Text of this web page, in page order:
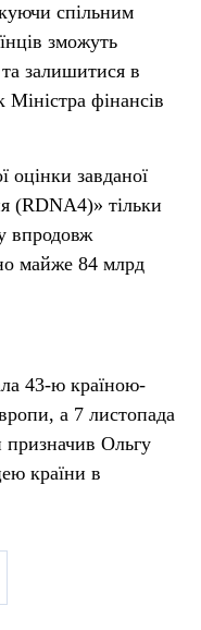
спільним
зможуть
залишитися в
Міністра фінансів
завданої
(RDNA4)» тільки
впродовж
майже 84 млрд
43-ю країною-
а 7 листопада
призначив Ольгу
країни в